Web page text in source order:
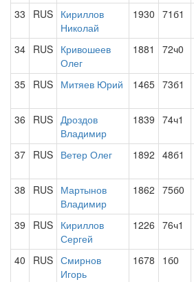
33 RUS Кириллов
Николай
1930 71б1
34 RUS Кривошеев
Олег
1881 72ч0
35 RUS Митяев Юрий 1465 73б1
36 RUS Дроздов
Владимир
1839 74ч1
37 RUS Ветер Олег 1892 48б1
38 RUS Мартынов
Владимир
1862 75б0
39 RUS Кириллов
Сергей
1226 76ч1
40 RUS Смирнов
Игорь
1678 1б0